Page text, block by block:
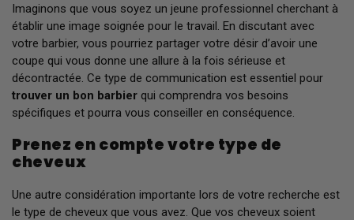
Imaginons que vous soyez un jeune professionnel cherchant à
établir une image soignée pour le travail. En discutant avec
votre barbier, vous pourriez partager votre désir d’avoir une
coupe qui vous donne une allure à la fois sérieuse et
décontractée. Ce type de communication est essentiel pour
trouver un bon barbier qui comprendra vos besoins
spécifiques et pourra vous conseiller en conséquence.
Prenez en compte votre type de
cheveux
Une autre considération importante lors de votre recherche est
le type de cheveux que vous avez. Que vos cheveux soient